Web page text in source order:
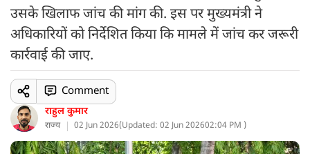
उसके खिलाफ जांच की मांग की. इस पर मुख्यमंत्री ने
अधिकारियों को निर्देशित किया कि मामले में जांच कर जरूरी
कार्रवाई की जाए.
राहुल कुमार
राज्य 02 Jun 2026(Updated: 02 Jun 202602:04 PM )
Comment